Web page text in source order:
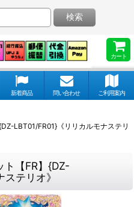
カート
検索
新着商品 問い合わせ ご利用案内
LBT01/FR01}《リリカルモナステリ
ト【FR】{DZ-
テリオ》